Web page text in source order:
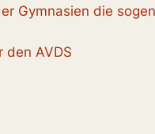
Gymnasien die
den AVDS